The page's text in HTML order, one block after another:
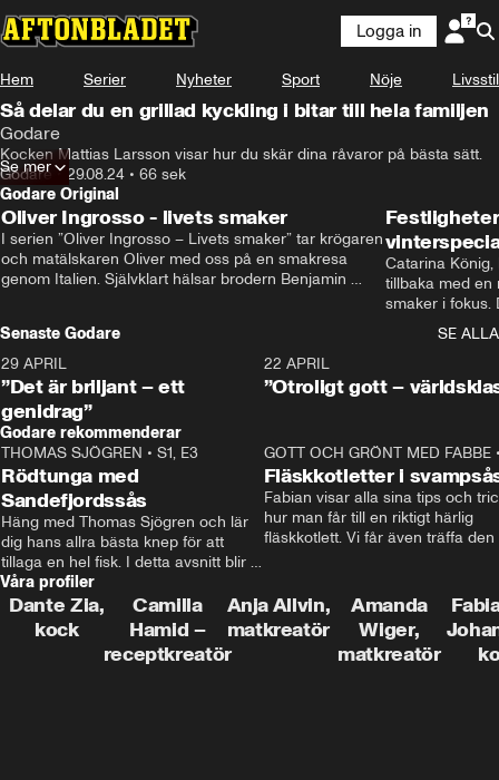
Logga in
Hem Serier Nyheter Sport Nöje Livsstil
Så delar du en grillad kyckling i bitar till hela familjen
Godare
Kocken Mattias Larsson visar hur du skär dina råvaror på bästa sätt.
Godare • 29.08.24 • 66 sek
Se mer
Godare Original
Oliver Ingrosso - livets smaker
I serien ”Oliver Ingrosso – Livets smaker” tar krögaren
och matälskaren Oliver med oss på en smakresa
genom Italien. Självklart hälsar brodern Benjamin
Catarina
tillbaka med en
smaker i fokus.
julfavoriter
Senaste Godare
SE ALLA
29 APRIL
”Det är briljant – ett
genidrag”
22 APRIL
”Otroligt gott –
Godare rekommenderar
THOMAS SJÖGREN • S1, E3
Rödtunga med
Sandefjordssås
Häng med Thomas Sjögren och lär
dig hans allra bästa knep för att
tillaga en hel fisk. I detta avsnitt blir
de helstekt rödtunga med
sandefjordssås och en magisk sallad
på pepparrot och äpple.
GOTT OCH GRÖNT MED FABBE
Fläskkotletter i
Fabian visar alla sina tips och
hur man får till en riktigt härlig
fläskkotlett. Vi får även träffa den
grisbonde på Gotland.
Våra profiler
Dante Zia,
kock
Camilla
Hamid –
receptkreatör
Anja Allvin,
matkreatör
Amanda
Wiger,
matkreatör